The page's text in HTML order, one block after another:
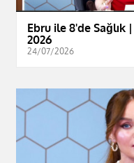
Ebru ile 8'de Sağlık
2026
24/07/2026